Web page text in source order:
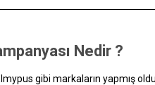
Nedir ?
gibi markaların yapmış